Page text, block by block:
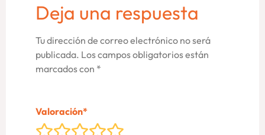
Deja una respuesta
Tu dirección de correo electrónico no será
publicada. Los campos obligatorios están
marcados con *
Valoración*